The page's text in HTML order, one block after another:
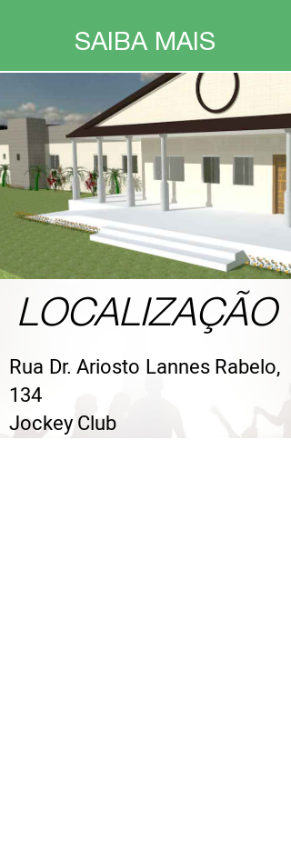
LOCALIZAÇÃO
Rua Dr. Ariosto Lannes Rabelo,
134
Jockey Club
SAIBA MAIS